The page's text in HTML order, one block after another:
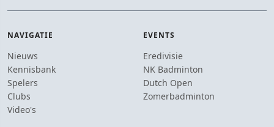
NAVIGATIE
Nieuws
Kennisbank
Spelers
Clubs
Video's
EVENTS
Eredivisie
NK Badminton
Dutch Open
Zomerbadminton